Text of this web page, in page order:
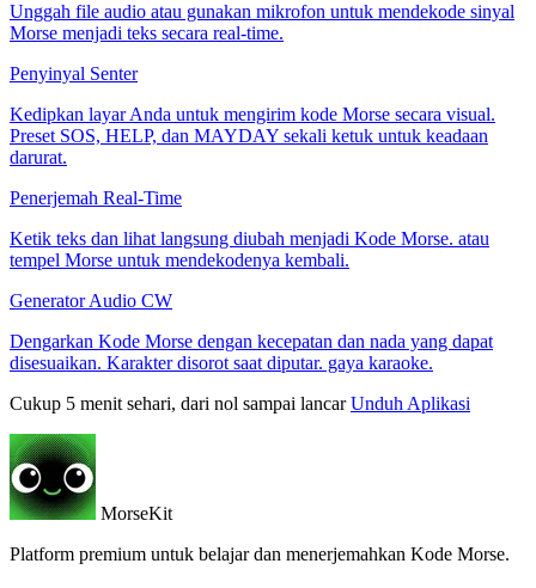
Unggah file audio atau gunakan mikrofon untuk mendekode sinyal
Morse menjadi teks secara real-time.
Penyinyal Senter
Kedipkan layar Anda untuk mengirim kode Morse secara visual.
Preset SOS, HELP, dan MAYDAY sekali ketuk untuk keadaan
darurat.
Penerjemah Real-Time
Ketik teks dan lihat langsung diubah menjadi Kode Morse. atau
tempel Morse untuk mendekodenya kembali.
Generator Audio CW
Dengarkan Kode Morse dengan kecepatan dan nada yang dapat
disesuaikan. Karakter disorot saat diputar. gaya karaoke.
Cukup 5 menit sehari, dari nol sampai lancarUnduh Aplikasi
MorseKit
Platform premium untuk belajar dan menerjemahkan Kode Morse.